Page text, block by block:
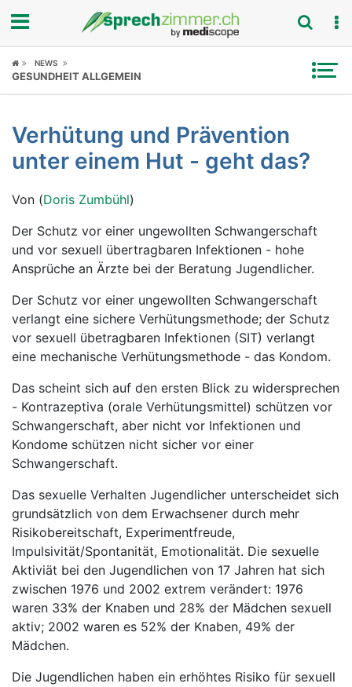
Fokus
Symptome
Ratgeber
Rubriken
NEWS
GESUNDHEIT ALLGEMEIN
Verhütung und Prävention
unter einem Hut - geht das?
Von (Doris Zumbühl)
Der Schutz vor einer ungewollten Schwangerschaft
und vor sexuell übertragbaren Infektionen - hohe
Ansprüche an Ärzte bei der Beratung Jugendlicher.
Der Schutz vor einer ungewollten Schwangerschaft
verlangt eine sichere Verhütungsmethode; der Schutz
vor sexuell übetragbaren Infektionen (SIT) verlangt
eine mechanische Verhütungsmethode - das Kondom.
Das scheint sich auf den ersten Blick zu widersprechen
- Kontrazeptiva (orale Verhütungsmittel) schützen vor
Schwangerschaft, aber nicht vor Infektionen und
Kondome schützen nicht sicher vor einer
Schwangerschaft.
Das sexuelle Verhalten Jugendlicher unterscheidet sich
grundsätzlich von dem Erwachsener durch mehr
Risikobereitschaft, Experimentfreude,
Impulsivität/Spontanität, Emotionalität. Die sexuelle
Aktiviät bei den Jugendlichen von 17 Jahren hat sich
zwischen 1976 und 2002 extrem verändert: 1976
waren 33% der Knaben und 28% der Mädchen sexuell
aktiv; 2002 waren es 52% der Knaben, 49% der
Mädchen.
Die Jugendlichen haben ein erhöhtes Risiko für sexuell